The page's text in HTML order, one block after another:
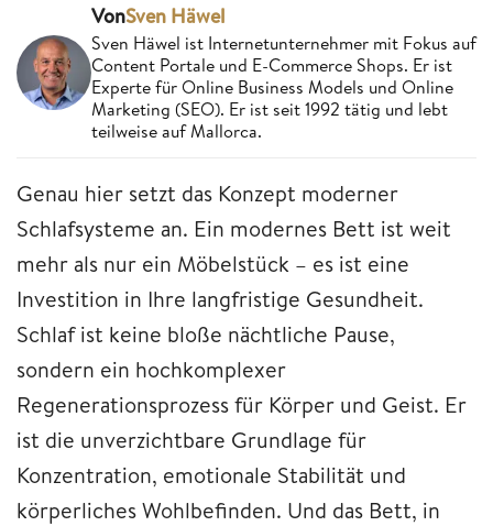
VonSven Häwel
Sven Häwel ist Internetunternehmer mit Fokus auf
Content Portale und E-Commerce Shops. Er ist
Experte für Online Business Models und Online
Marketing (SEO). Er ist seit 1992 tätig und lebt
teilweise auf Mallorca.
Genau hier setzt das Konzept moderner
Schlafsysteme an. Ein modernes Bett ist weit
mehr als nur ein Möbelstück – es ist eine
Investition in Ihre langfristige Gesundheit.
Schlaf ist keine bloße nächtliche Pause,
sondern ein hochkomplexer
Regenerationsprozess für Körper und Geist. Er
ist die unverzichtbare Grundlage für
Konzentration, emotionale Stabilität und
körperliches Wohlbefinden. Und das Bett, in